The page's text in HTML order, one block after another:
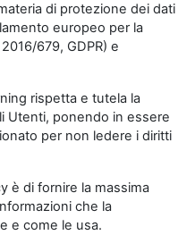
di protezione dei dati
europeo per la
679, GDPR) e
rispetta e tutela la
Utenti, ponendo in essere
per non ledere i diritti
è di fornire la massima
che la
e come le usa.